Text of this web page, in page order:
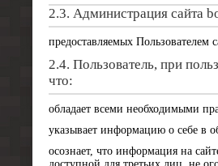
2.3. Администрация сайта
предоставляемых Пользователем
2.4. Пользователь, при
что:
обладает всеми необходимыми
указывает информацию о себе в
осознает, что информация на